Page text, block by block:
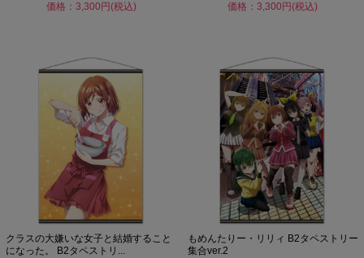
価格：3,300円(税込)
価格：3,300円(税込)
クラスの大嫌いな女子と結婚すること
になった。 B2タペストリ...
もめんたりー・リリィ B2タペストリー
集合ver.2